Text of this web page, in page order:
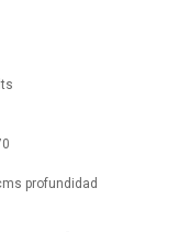
profundidad